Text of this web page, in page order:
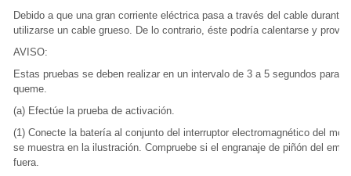
Debido a que una gran corriente eléctrica pasa a través del cable durante
utilizarse un cable grueso. De lo contrario, éste podría calentarse y
AVISO:
Estas pruebas se deben realizar en un intervalo de 3 a 5 segundos para
queme.
(a) Efectúe la prueba de activación.
(1) Conecte la batería al conjunto del interruptor electromagnético del
se muestra en la ilustración. Compruebe si el engranaje de piñón del
fuera.